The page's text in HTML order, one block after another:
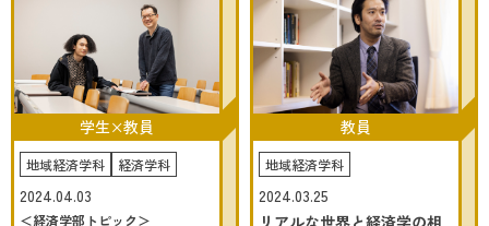
学生×教員
地域経済学科 経済学科
2024.04.03
＜経済学部トピック＞
教員
地域経済学科
2024.03.25